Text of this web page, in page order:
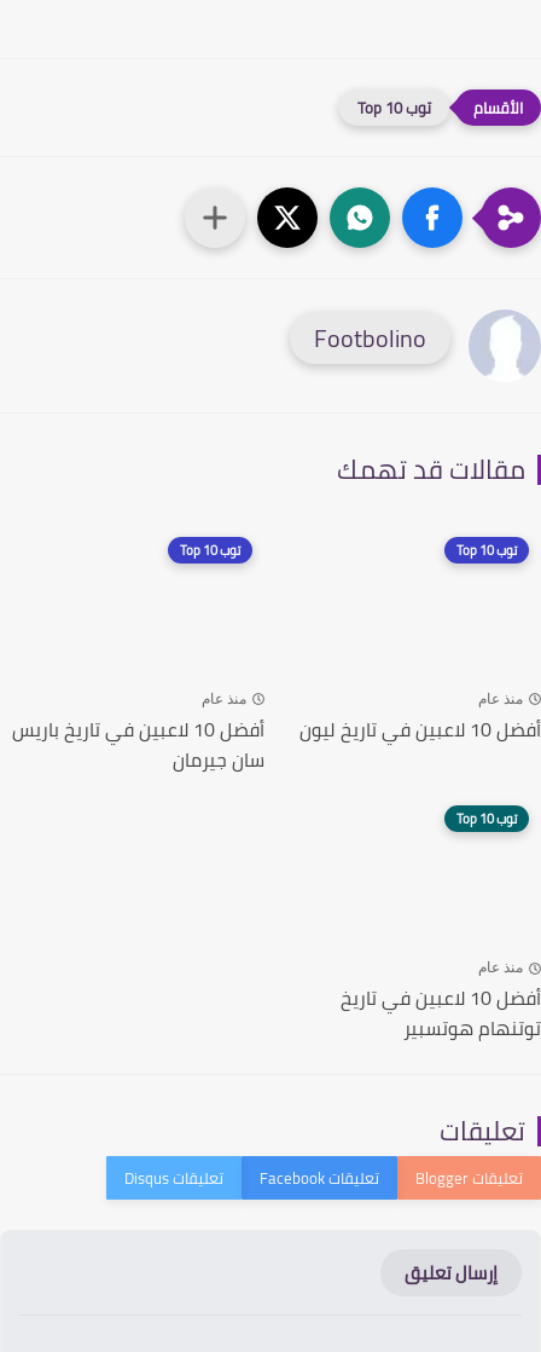
توب 10 Top
Footbolino
قد تهمك
توب 10 Top
عام
تاريخ ليون
توب 10 Top
منذ عام
أفضل 10 لاعبين في تاريخ باريس
سان جيرمان
توب 10 Top
عام
أفضل 10 لاعبين في تاريخ
هوتسبير
إرسال تعليق